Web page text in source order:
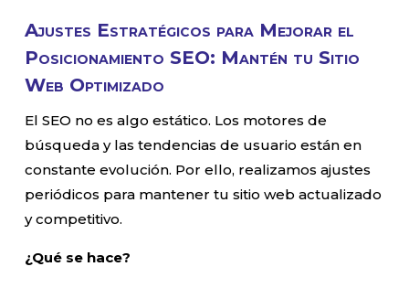
Ajustes Estratégicos para Mejorar el
Posicionamiento SEO: Mantén tu Sitio
Web Optimizado
El SEO no es algo estático. Los motores de
búsqueda y las tendencias de usuario están en
constante evolución. Por ello, realizamos ajustes
periódicos para mantener tu sitio web actualizado
y competitivo.
¿Qué se hace?